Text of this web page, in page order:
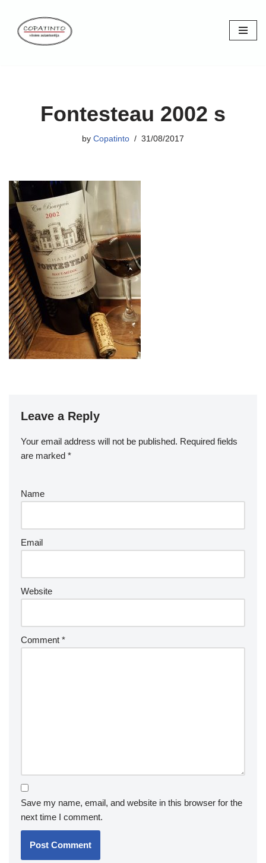
Skip
Fontesteau 2002 s
by Copatinto 31/08/2017
Leave a Reply
Your email address will not be published. Required fields
are marked *
Name
Email
Website
Comment *
Save my name, email, and website in this browser for the
next time I comment.